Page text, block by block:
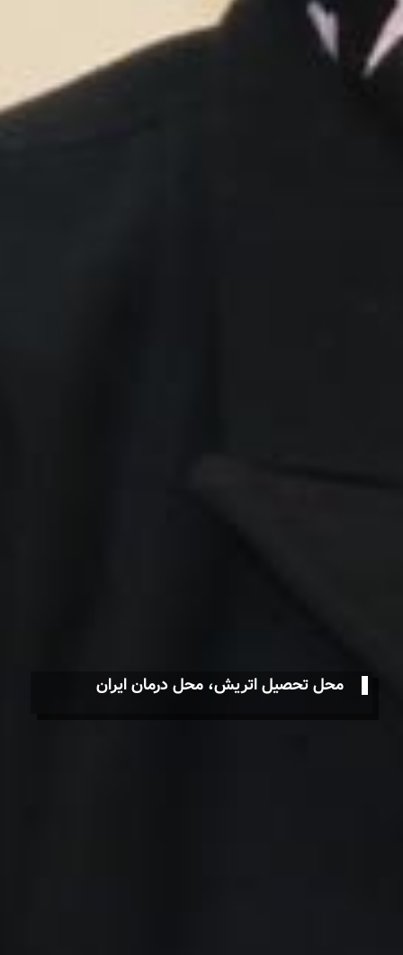
محل تحصیل اتریش، محل درمان ایران